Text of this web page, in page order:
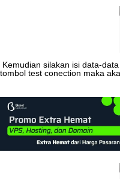
Kemudian silakan isi data-data
tombol test conection maka